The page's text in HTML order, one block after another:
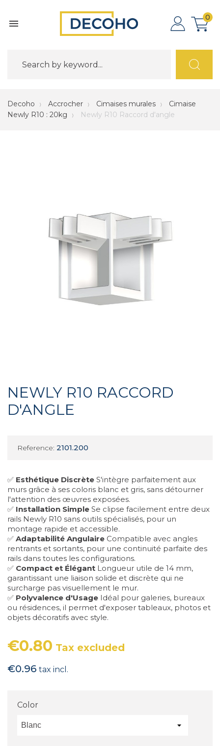

0
Decoho Accrocher Cimaises murales
Cimaise
Newly R10 : 20kg
Newly R10 Raccord d'angle
NEWLY R10 RACCORD
D'ANGLE
Reference: 2101.200
✅ Esthétique Discrète S'intègre parfaitement aux
murs grâce à ses coloris blanc et gris, sans détourner
l'attention des œuvres exposées.
✅ Installation Simple Se clipse facilement entre deux
rails Newly R10 sans outils spécialisés, pour un
montage rapide et accessible.
✅ Adaptabilité Angulaire Compatible avec angles
rentrants et sortants, pour une continuité parfaite des
rails dans toutes les configurations.
✅ Compact et Élégant Longueur utile de 14 mm,
garantissant une liaison solide et discrète qui ne
surcharge pas visuellement le mur.
✅ Polyvalence d'Usage Idéal pour galeries, bureaux
ou résidences, il permet d'exposer tableaux, photos et
objets décoratifs avec style.
€0.80 Tax excluded
€0.96 tax incl.
Color